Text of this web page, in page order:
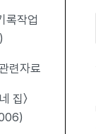
록작업
련자료
집〉